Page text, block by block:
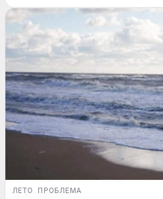
ЛЕТО ПРОБЛЕМА